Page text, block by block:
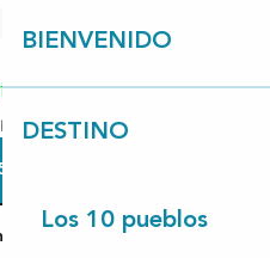
BIENVENIDO
DESTINO
Los 10 pueblos
hoy
42 41